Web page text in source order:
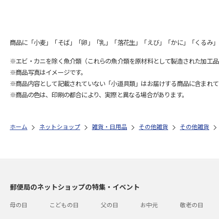
商品に「小麦」「そば」「卵」「乳」「落花生」「えび」「かに」「くるみ
※エビ・カニを除く魚介類（これらの魚介類を原材料として製造された加工
※商品写真はイメージです。
※商品内容として記載されていない「小道具類」はお届けする商品に含まれ
※商品の色は、印刷の都合により、実際と異なる場合があります。
ホーム ネットショップ 雑貨・日用品 その他雑貨 その他雑貨
郵便局のネットショップの特集・イベント
母の日 こどもの日 父の日 お中元 敬老の日